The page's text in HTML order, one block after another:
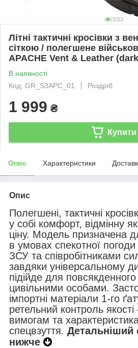
Літні тактичні кросівки з
сіткою / полегшене
APACHE Vent & Leather
В наявності
Код: GR_S3APC_01
Роздріб
1 999 ₴
Купити
Опис Характеристики
Опис
Полегшені, тактичні
у собі комфорт, відмінну
ціну. Модель призначена
в умовах спекотної
ЗСУ та співробітниками
завдяки універсальному
підійде для повсякденного
цивільними особами.
імпортні матеріали 1-го
ретельний контроль
вимогам та
спецвзуття. Детальніший
нижче